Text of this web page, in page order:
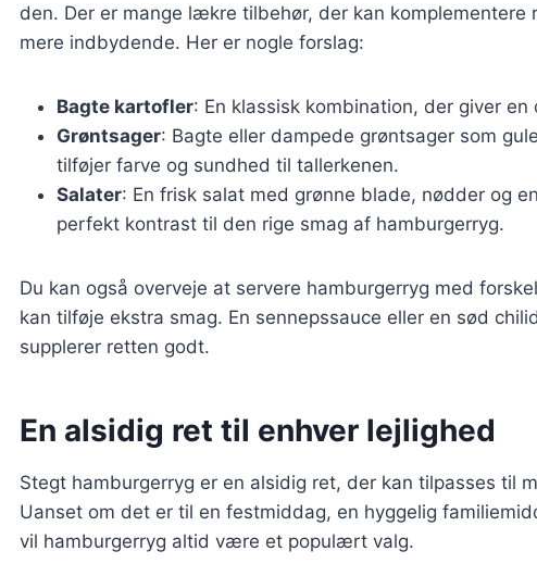
den. Der er mange lækre tilbehør, der kan komplementere
mere indbydende. Her er nogle forslag:
Bagte kartofler: En klassisk kombination, der giver
Grøntsager: Bagte eller dampede grøntsager som
tilføjer farve og sundhed til tallerkenen.
Salater: En frisk salat med grønne blade, nødder og
perfekt kontrast til den rige smag af hamburgerryg.
Du kan også overveje at servere hamburgerryg med
kan tilføje ekstra smag. En sennepssauce eller en sød
supplerer retten godt.
En alsidig ret til enhver lejlighed
Stegt hamburgerryg er en alsidig ret, der kan tilpasses til
Uanset om det er til en festmiddag, en hyggelig
vil hamburgerryg altid være et populært valg.